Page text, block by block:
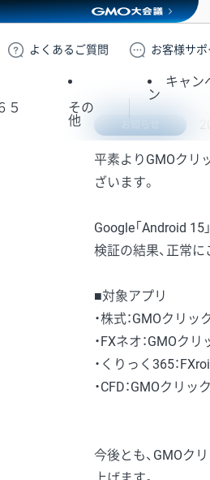
リック証券
よくある ご質問 お客様サポ
５
その
他
キャン
ン
平素よりGMOクリ
ざいます。
Google「Android 15
検証の結果、正常
■対象アプリ
・株式：GMOクリッ
・FXネオ：GMOク
・くりっく365：
・CFD：GMOクリッ
今後とも、GMOク